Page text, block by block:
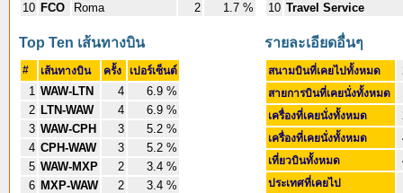
10 FCO Roma 2 1.7 %
10 Travel Service
Top Ten เส้นทางบิน
# เส้นทางบิน ครั้ง เปอร์เซ็นต์
1 WAW-LTN 4
6.9 %
2 LTN-WAW 4
6.9 %
3 WAW-CPH 3
5.2 %
4 CPH-WAW 3
5.2 %
5 WAW-MXP 2
3.4 %
6 MXP-WAW 2
3.4 %
รายละเอียดอื่นๆ
สนามบินที่เคยไปทั้งหมด
สายการบินที่เคยนั่งทั้งหมด
เครื่องที่เคยนั่งทั้งหมด
เครื่องที่เคยนั่งทั้งหมด
เที่ยวบินทั้งหมด
ประเทศที่เคยไป